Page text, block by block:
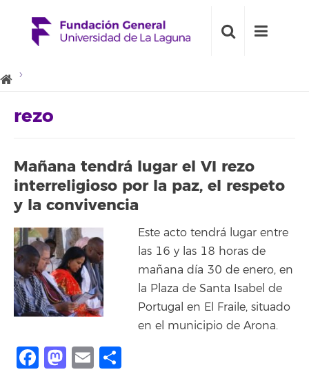
rezo
Mañana tendrá lugar el VI rezo
interreligioso por la paz, el respeto
y la convivencia
Este acto tendrá lugar entre
las 16 y las 18 horas de
mañana día 30 de enero, en
la Plaza de Santa Isabel de
Portugal en El Fraile, situado
en el municipio de Arona.
Facebook
Mastodon
Email